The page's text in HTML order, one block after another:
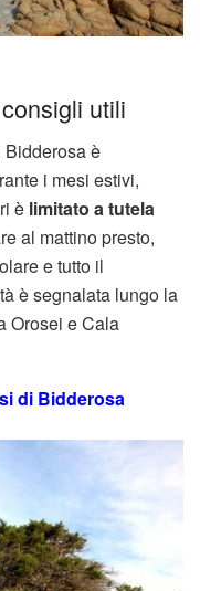
utili
Bidderosa è
i mesi estivi,
è limitato a tutela
al mattino presto,
e tutto il
è segnalata lungo la
Orosei e Cala
di Bidderosa